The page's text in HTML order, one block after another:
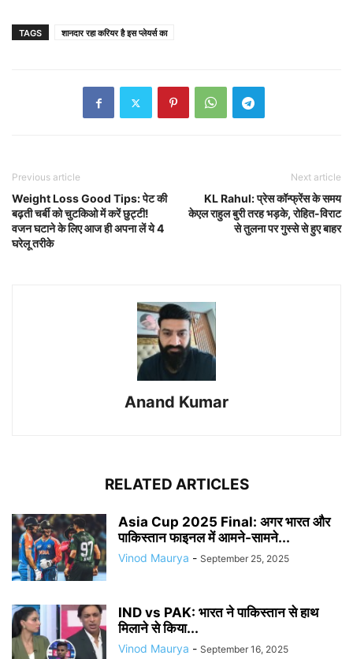
TAGS शानदार रहा करियर है इस प्लेयर्स का
Previous article
Weight Loss Good Tips: पेट की
बढ़ती चर्बी को चुटकिओ में करें छुट्टी!
वजन घटाने के लिए आज ही अपना लें ये 4
घरेलू तरीके
Next article
KL Rahul: प्रेस कॉन्फ्रेंस के समय
केएल राहुल बुरी तरह भड़के, रोहित-विराट
से तुलना पर गुस्से से हुए बाहर
Anand Kumar
RELATED ARTICLES
Asia Cup 2025 Final: अगर भारत और
पाकिस्तान फाइनल में आमने-सामने...
Vinod Maurya - September 25, 2025
IND vs PAK: भारत ने पाकिस्तान से हाथ
मिलाने से किया...
Vinod Maurya - September 16, 2025